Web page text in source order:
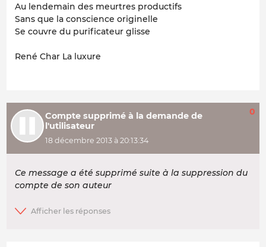
Au lendemain des meurtres productifs
Sans que la conscience originelle
Se couvre du purificateur glisse
René Char La luxure
Compte supprimé à la demande de
l'utilisateur
18 décembre 2013 à 20:13:34
0
Ce message a été supprimé suite à la suppression du
compte de son auteur